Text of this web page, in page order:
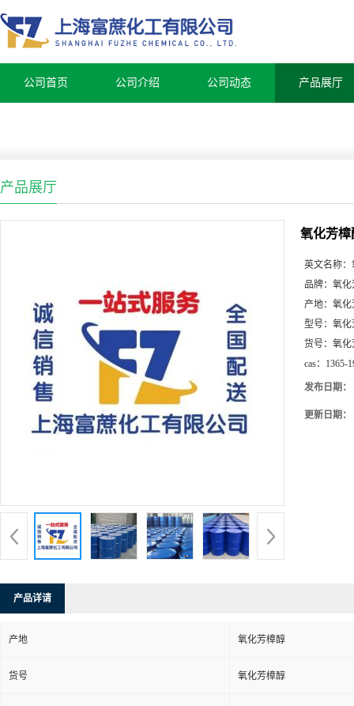
公司首页 公司介绍 公司动态 产品展厅
产品展厅
氧化芳樟
英文名称：
品牌： 氧化
产地： 氧化
型号： 氧化
货号： 氧化
cas： 1365-
发布日期：
更新日期：
产品详请
产地 氧化芳樟醇
货号 氧化芳樟醇